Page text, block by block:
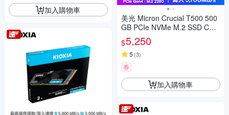
加入購物車
美光 Micron Crucial T500 500
GB PCIe NVMe M.2 SSD CT5
00T500SSD8
$5,250
5 (3)
券
加入購物車